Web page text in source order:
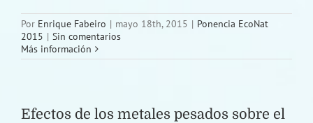
Por Enrique Fabeiro | mayo 18th, 2015 | Ponencia EcoNat
2015 | Sin comentarios
Más información
Efectos de los metales pesados sobre el